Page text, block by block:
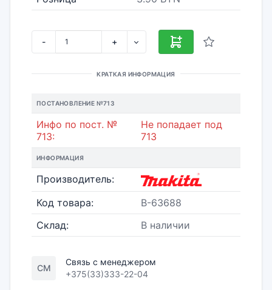
- +
КРАТКАЯ ИНФОРМАЦИЯ
ПОСТАНОВЛЕНИЕ №713
Инфо по пост. №
713:
Не попадает под
713
ИНФОРМАЦИЯ
Производитель:
Код товара:
B-63688
Склад:
В наличии
СМ
Связь с менеджером
+375(33)333-22-04